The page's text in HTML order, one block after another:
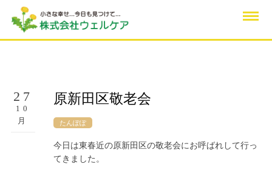
27
10
月
原新田区敬老会
たんぽぽ
今日は東春近の原新田区の敬老会にお呼ばれして行っ
てきました。